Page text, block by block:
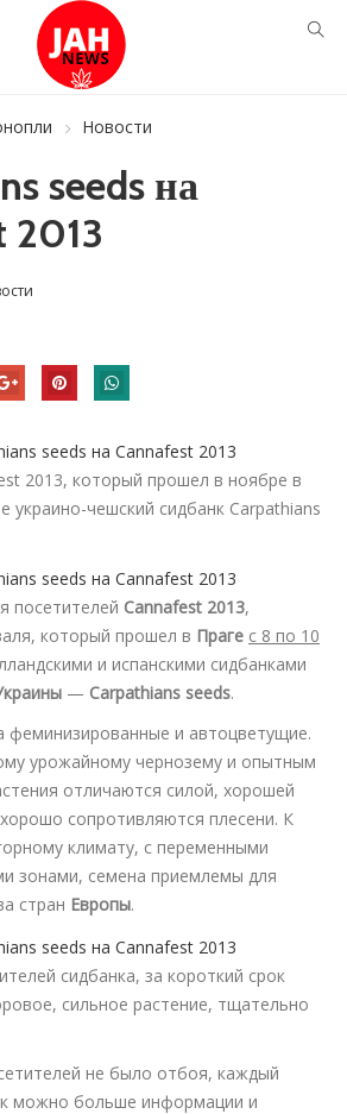
Новости
seeds на
2013
2013, который прошел в ноябре в
украино-чешский сидбанк Carpathians
посетителей Cannafest 2013,
который прошел в Праге с 8 по 10
и испанскими сидбанками
— Carpathians seeds.
феминизированные и автоцветущие.
урожайному чернозему и опытным
отличаются силой, хорошей
сопротивляются плесени. К
климату, с переменными
зонами, семена приемлемы для
стран Европы.
сидбанка, за короткий срок
сильное растение, тщательно
не было отбоя, каждый
можно больше информации и